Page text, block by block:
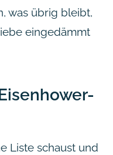
was übrig bleibt,
eingedämmt
Liste schaust und